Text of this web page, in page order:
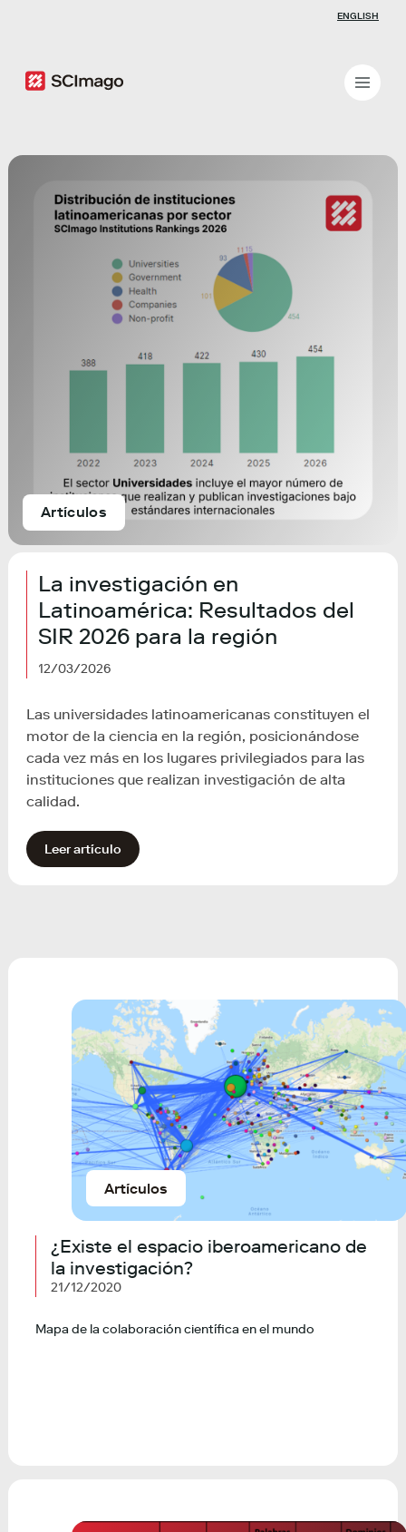
ENGLISH
Artículos
La investigación en
Latinoamérica: Resultados del
SIR 2026 para la región
12/03/2026
Las universidades latinoamericanas constituyen el
motor de la ciencia en la región, posicionándose
cada vez más en los lugares privilegiados para las
instituciones que realizan investigación de alta
calidad.
Leer artículo
Artículos
¿Existe el espacio iberoamericano de
la investigación?
21/12/2020
Mapa de la colaboración científica en el mundo